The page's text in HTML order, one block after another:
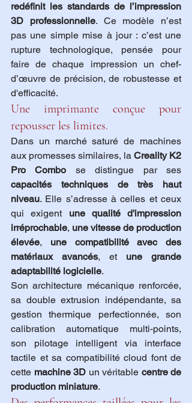
redéfinit les standards de l’impression
3D professionnelle. Ce modèle n’est
pas une simple mise à jour : c’est une
rupture technologique, pensée pour
faire de chaque impression un chef-
d’œuvre de précision, de robustesse et
d'efficacité.
Une imprimante conçue pour
repousser les limites.
Dans un marché saturé de machines
aux promesses similaires, la Creality K2
Pro Combo
capacités techniques de très haut
niveau. Elle s’adresse à celles et ceux
qui exigent une qualité d'impression
irréprochable, une vitesse de production
élevée, une compatibilité avec des
matériaux avancés, et une grande
adaptabilité logicielle.
Son architecture mécanique renforcée,
sa double extrusion indépendante, sa
gestion thermique perfectionnée, son
calibration automatique multi-points,
son pilotage intelligent via interface
tactile et sa compatibilité cloud font de
cette machine 3D un véritable centre de
production miniature.